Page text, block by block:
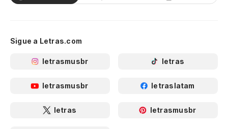
Sigue a Letras.com
letrasmusbr letras
letrasmusbr letraslatam
letras letrasmusbr